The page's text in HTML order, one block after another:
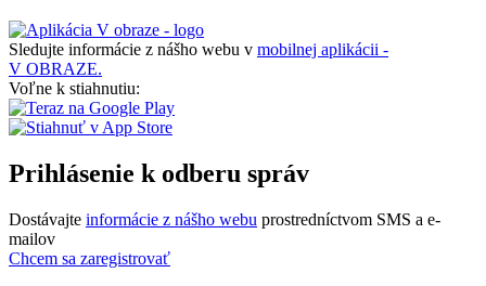
Sledujte informácie z nášho webu v mobilnej aplikácii -
V OBRAZE.
Voľne k stiahnutiu:
Prihlásenie k odberu správ
Dostávajte informácie z nášho webu prostredníctvom SMS a e-
mailov
Chcem sa zaregistrovať